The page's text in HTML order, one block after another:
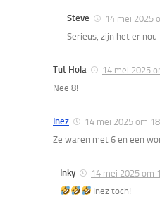
Steve
14 mei 2025
Serieus, zijn het er nou
Tut Hola
14 mei 2025
Nee 8!
Inez
14 mei 2025 om
Ze waren met 6 en een
Inky
14 mei 2025 om
Inez toch!